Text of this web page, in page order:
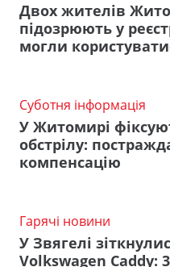
Двох жителів
підозрюють у
могли
Суботня інформація
У Житомирі
обстрілу:
компенсацію
Гарячі новини
У Звягелі
Volkswagen Caddy: